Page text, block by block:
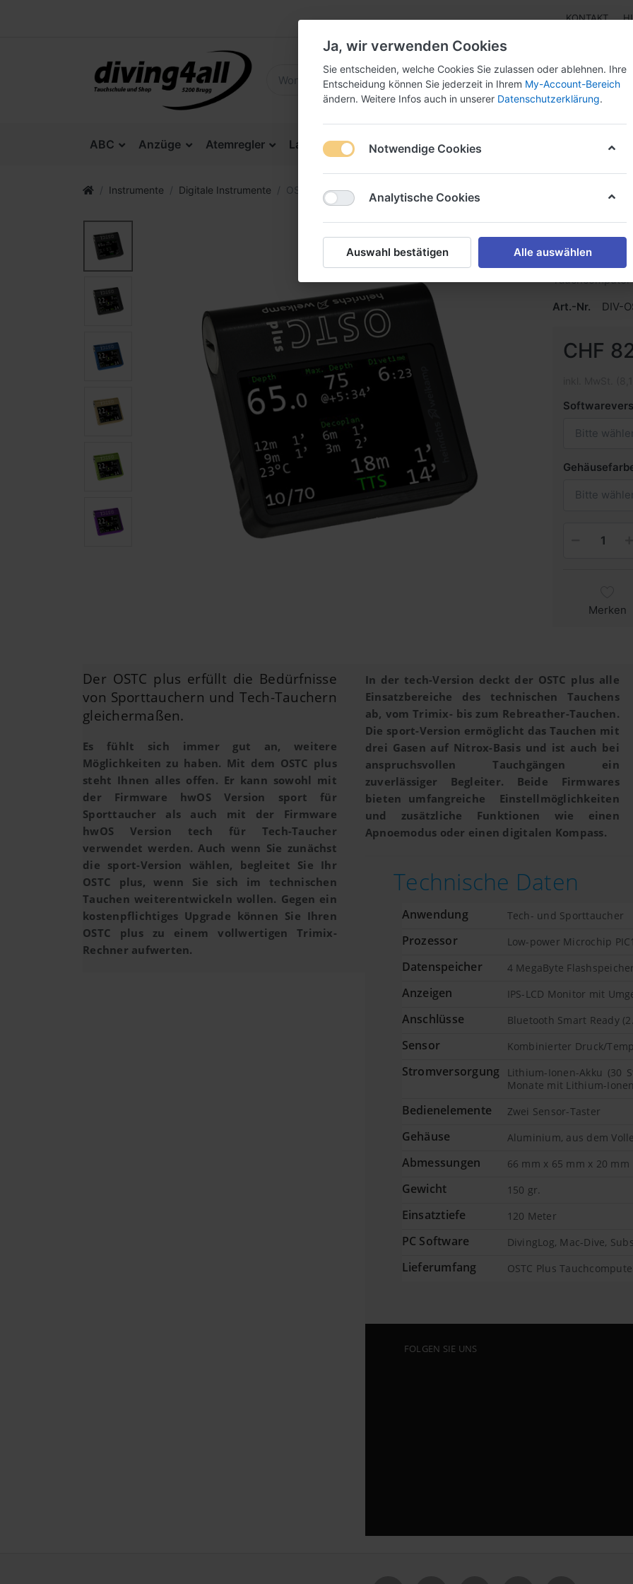
KONTAKT
ABC Anzüge Atemregler Lampen Instrumente Schnäppchenecke
Instrumente Digitale Instrumente OSTC plus
OSTC
Art.-Nr.
DIV-
CHF
Bitte
Bitte
Merken
Der OSTC plus erfüllt die Bedürfnisse
von Sporttauchern und Tech-Tauchern
gleichermaßen.
Es fühlt sich immer gut an, weitere
Möglichkeiten zu haben. Mit dem OSTC plus
steht Ihnen alles offen. Er kann sowohl mit
der Firmware hwOS Version sport für
Sporttaucher als auch mit der Firmware
hwOS Version tech für Tech-Taucher
verwendet werden. Auch wenn Sie zunächst
die sport-Version wählen, begleitet Sie Ihr
OSTC plus, wenn Sie sich im technischen
Tauchen weiterentwickeln wollen. Gegen ein
kostenpflichtiges Upgrade können Sie Ihren
OSTC plus zu einem vollwertigen Trimix-
Rechner aufwerten.
In der tech-Version deckt der OSTC plus alle
Einsatzbereiche des technischen Tauchens
ab, vom Trimix- bis zum Rebreather-Tauchen.
Die sport-Version ermöglicht das Tauchen mit
drei Gasen auf Nitrox-Basis und ist auch bei
anspruchsvollen Tauchgängen ein
zuverlässiger Begleiter. Beide Firmwares
bieten umfangreiche Einstellmöglichkeiten
und zusätzliche Funktionen wie einen
Apnoemodus oder einen digitalen Kompass.
Technische Daten
Anwendung Tech- und Sporttaucher
Prozessor Low-power Microchip
Datenspeicher 4 MegaByte Flashspeicher
Anzeigen IPS-LCD Monitor mit
Anschlüsse Bluetooth Smart Ready
Sensor Kombinierter Druck/
Stromversorgung
Lithium-Ionen-Akku (30
Monate mit Lithium-
Bedienelemente Zwei Sensor-Taster
Gehäuse Aluminium, aus dem
Abmessungen 66 mm x 65 mm x 20 mm
Gewicht 150 gr.
Einsatztiefe 120 Meter
PC Software DivingLog, Mac-Dive,
Lieferumfang OSTC Plus
FOLGEN SIE UNS
Ja, wir verwenden Cookies
Sie entscheiden, welche Cookies Sie zulassen oder ablehnen. Ihre
Entscheidung können Sie jederzeit in Ihrem My-Account-Bereich
ändern. Weitere Infos auch in unserer Datenschutzerklärung.
Notwendige Cookies
Analytische Cookies
Auswahl bestätigen Alle auswählen